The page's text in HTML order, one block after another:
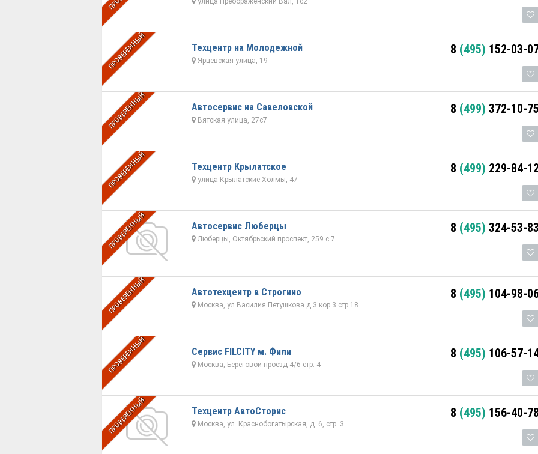
ПРОВЕРЕННЫЙ Техцентр на Молодежной
Ярцевская улица, 19
8 (495) 152-03-
ПРОВЕРЕННЫЙ Автосервис на Савеловской
Вятская улица, 27с7
8 (499) 372-10-75
ПРОВЕРЕННЫЙ Техцентр Крылатское
улица Крылатские Холмы, 47
8 (499) 229-84-12
ПРОВЕРЕННЫЙ Автосервис Люберцы
Люберцы, Октябрьский проспект, 259 с 7
8 (495) 324-53-83
ПРОВЕРЕННЫЙ Автотехцентр в Строгино
Москва, ул.Василия Петушкова д.3 кор.3 стр 18
8 (495) 104-98-
ПРОВЕРЕННЫЙ Сервис FILCITY м. Фили
Москва, Береговой проезд 4/6 стр. 4
8 (495) 106-57-
ПРОВЕРЕННЫЙ Техцентр АвтоСторис
Москва, ул. Краснобогатырская, д. 6, стр. 3
8 (495) 156-40-78